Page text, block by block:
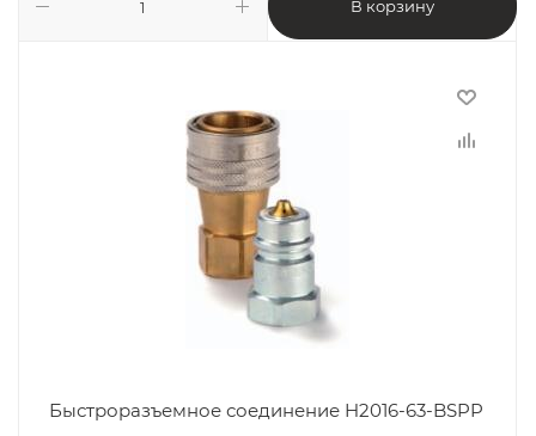
В корзину
Быстроразъемное соединение H2016-63-BSPP